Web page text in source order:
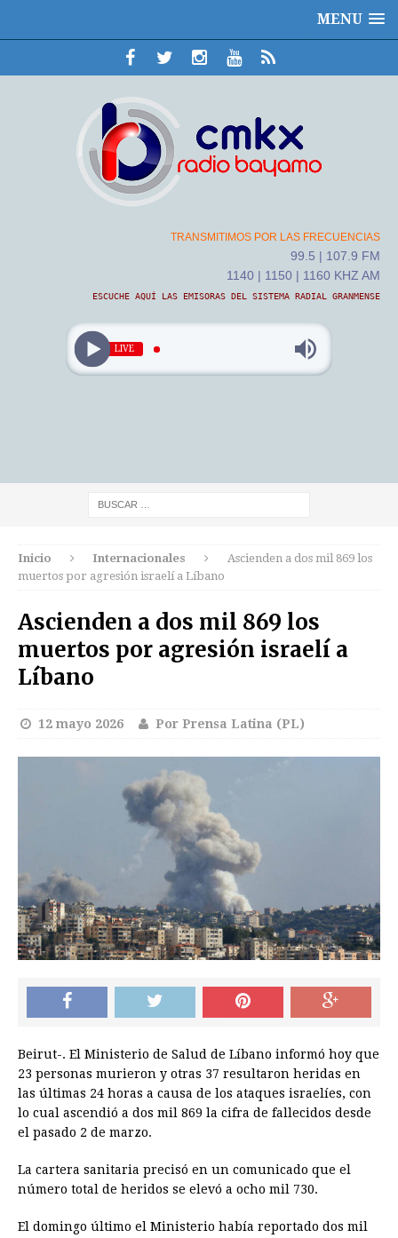
MENU
TRANSMITIMOS POR LAS FRECUENCIAS
99.5 | 107.9 FM
1140 | 1150 | 1160 KHZ AM
ESCUCHE AQUÍ LAS EMISORAS DEL SISTEMA RADIAL GRANMENSE
LIVE
Inicio Internacionales
Ascienden a dos mil 869 los
muertos por agresión israelí a Líbano
Ascienden a dos mil 869 los
muertos por agresión israelí a
Líbano
12 mayo 2026 Por Prensa Latina (PL)
Beirut-. El Ministerio de Salud de Líbano informó hoy que
23 personas murieron y otras 37 resultaron heridas en
las últimas 24 horas a causa de los ataques israelíes, con
lo cual ascendió a dos mil 869 la cifra de fallecidos desde
el pasado 2 de marzo.
La cartera sanitaria precisó en un comunicado que el
número total de heridos se elevó a ocho mil 730.
El domingo último el Ministerio había reportado dos mil